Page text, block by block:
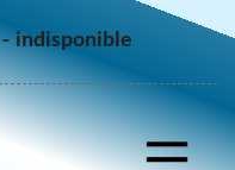
indisponible